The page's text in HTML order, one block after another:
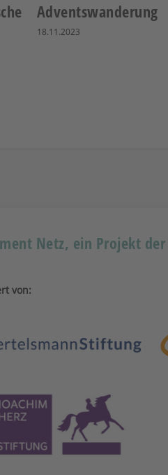
Adventswanderung
18.11.2023
Netz, ein Projekt
von: